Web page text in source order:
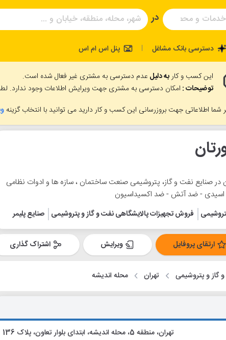
در
دسترسی بانک مشاغل | پنل اس ام اس
این کسب و کاربه دلیل عدم دسترسی به مشتری غیر فعال شده است.
توضیحات : امکان دسترسی به مشتری جهت ویرایش اطلاعات وجود ندارد.
شما اطلاعاتی جهت بروزرسانی این کسب و کار دارید می توانید با انتخاب گزینه
در صنایع نفت و گاز، پتروشیمی صنعت ساختمان ، سازه ها و ادوات نظامی
اسیدی - ضد آتش - ضد اکسیداسیون
فروش تجهیزات پالایشگاهی نفت و گاز و پتروشیمی صنایع پلیمر
ارتقای پروفایل ویرایش اشتراک گذاری
گاز و پتروشیمی تهران محله اندیشه
تهران، منطقه 5، محله اندیشه، ابتدای بلوار تعاون، پلاک 136